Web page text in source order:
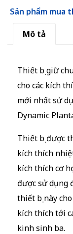
Sản phẩm mua
Mô tả
Thiết bị giữ
cho các kích
mới nhất sử
Dynamic
Thiết bị được
kích thích
kích thích cơ
được sử dụng
thiết bị này
kích thích tới
kinh sinh ba.